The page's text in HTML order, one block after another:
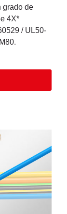
grado de
4X*
/ UL50-